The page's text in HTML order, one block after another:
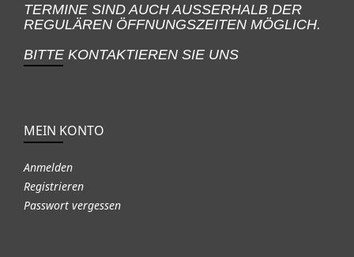
TERMINE SIND AUCH AUSSERHALB DER
REGULÄREN ÖFFNUNGSZEITEN MÖGLICH.
BITTE KONTAKTIEREN SIE UNS
MEIN KONTO
Anmelden
Registrieren
Passwort vergessen